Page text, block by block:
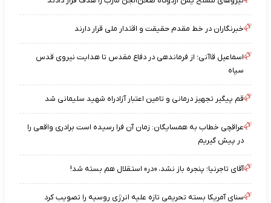
خبرنگاران در خط مقدم حقیقت و اقتدار ملی قرار دارند
اسماعیل قاآنی؛ از فرماندهی در دفاع مقدس تا هدایت نیروی قدس
سپاه
قم پیگیر تجهیز درمانی و تامین اعتبار آزادراه شهید سلیمانی شد
عراقچی خطاب به همسایگان: زمان آن فرا رسیده است برادری واقعی را
در پیش گیریم
آقای تاجرنیا؛ پنجره باز نشد، «در» استقلال هم بسته شد!
سنای آمریکا بسته تحریمی تازه علیه انرژی روسیه را تصویب کرد